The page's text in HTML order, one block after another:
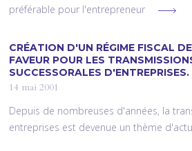
préférable pour l'entrepreneur
CRÉATION D'UN RÉGIME FISCAL DE
FAVEUR POUR LES
SUCCESSORALES D'ENTREPRISES.
14 mai 2001
Depuis de nombreuses d'années, la
entreprises est devenue un thème